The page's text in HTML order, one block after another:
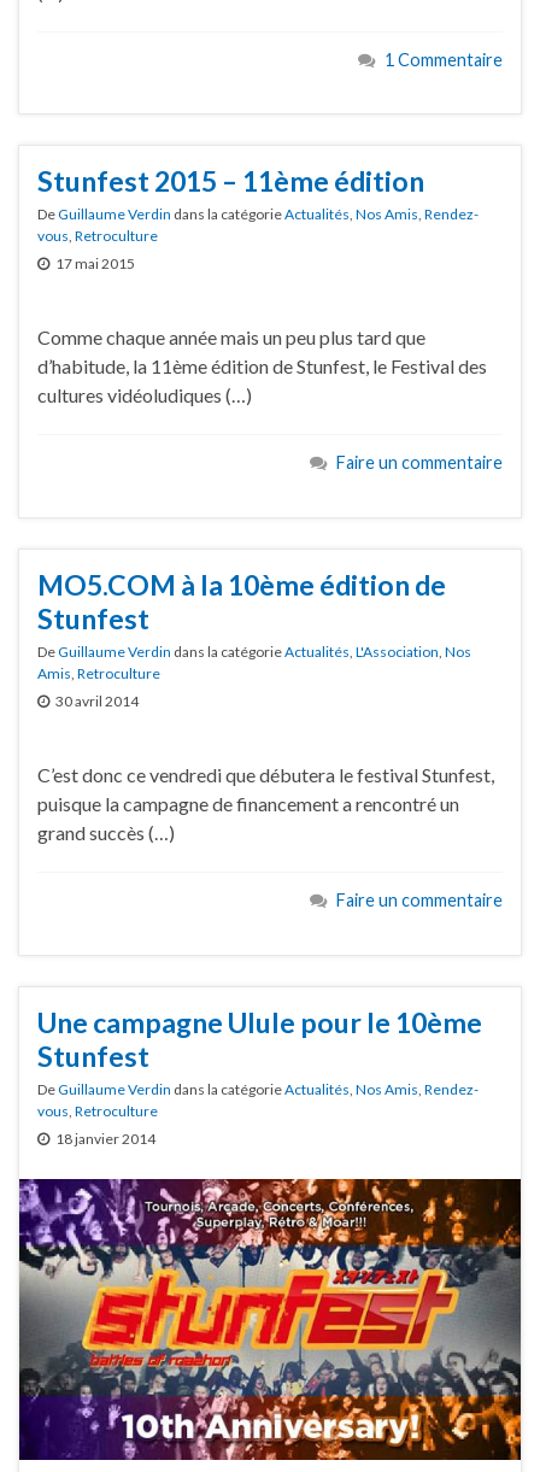
1 Commentaire
Stunfest 2015 – 11ème édition
DeGuillaume Verdin dans la catégorieActualités, Nos Amis, Rendez-
vous, Retroculture
17 mai 2015
Comme chaque année mais un peu plus tard que
d’habitude, la 11ème édition de Stunfest, le Festival des
cultures vidéoludiques (…)
Faire un commentaire
MO5.COM à la 10ème édition de
Stunfest
DeGuillaume Verdin dans la catégorieActualités L'Association Nos
Amis Retroculture
30 avril 2014
C’est donc ce vendredi que débutera le festival Stunfest,
puisque la campagne de financement a rencontré un
grand succès (…)
Faire un commentaire
Une campagne Ulule pour le 10ème
Stunfest
DeGuillaume Verdin dans la catégorieActualités Nos Amis Rendez-
vous Retroculture
18 janvier 2014